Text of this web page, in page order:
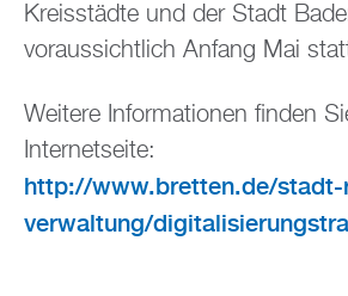
Kreisstädte und der Stadt
voraussichtlich Anfang Mai
Weitere Informationen finden
Internetseite:
http://www.bretten.de/stadt-
verwaltung/